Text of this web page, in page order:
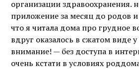
организации здравоохранения.
приложение за месяц до родов и
что я читала дома про грудное
вдруг оказалось в сжатом виде
внимание! — без доступа в
очень кстати в условиях